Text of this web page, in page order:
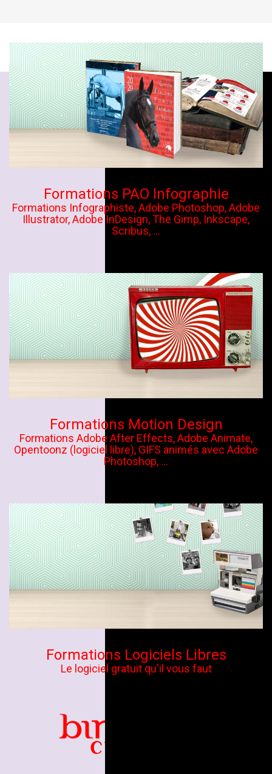
Formations PAO Infographie
Formations Infographiste, Adobe Photoshop, Adobe
Illustrator, Adobe InDesign, The Gimp, Inkscape,
Scribus, ...
Formations Motion Design
Formations Adobe After Effects, Adobe Animate,
Opentoonz (logiciel libre), GIFS animés avec Adobe
Photoshop, ...
Formations Logiciels Libres
Le logiciel gratuit qu'il vous faut